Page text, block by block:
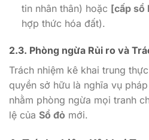
tin nhân thân) hoặc [cấp sổ
hợp thức hóa đất).
2.3. Phòng ngừa Rủi ro và
Trách nhiệm kê khai trung
quyền sở hữu là nghĩa vụ
nhằm phòng ngừa mọi tranh
lệ của Sổ đỏ mới.